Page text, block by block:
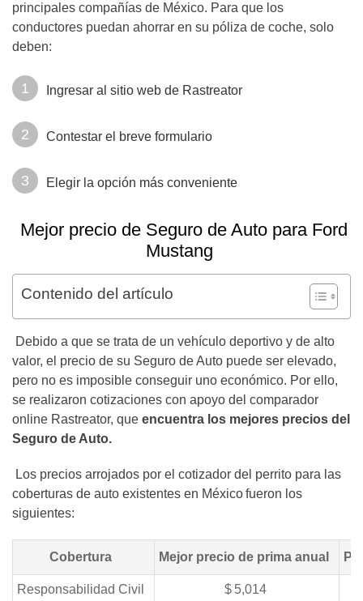
principales compañías de México. Para que los
conductores puedan ahorrar en su póliza de coche, solo
deben:
Ingresar al sitio web de Rastreator
Contestar el breve formulario
Elegir la opción más conveniente
Mejor precio de Seguro de Auto para Ford
Mustang
Contenido del artículo
Debido a que se trata de un vehículo deportivo y de alto
valor, el precio de su Seguro de Auto puede ser elevado,
pero no es imposible conseguir uno económico. Por ello,
se realizaron cotizaciones con apoyo del comparador
online Rastreator, que encuentra los mejores precios del
Seguro de Auto.
Los precios arrojados por el cotizador del perrito para las
coberturas de auto existentes en Méxicofueron los
siguientes:
Cobertura Mejor precio de prima anual
Responsabilidad Civil $5,014